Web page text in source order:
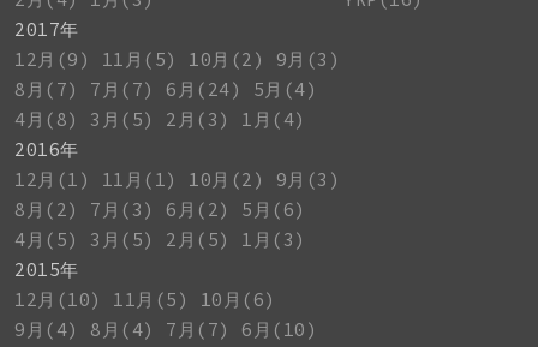
2017年
12月(9)
11月(5) 10月(2)
9月(3)
8月(7)
7月(7) 6月(24)
5月(4)
4月(8)
3月(5) 2月(3)
1月(4)
2016年
12月(1)
11月(1) 10月(2)
9月(3)
8月(2)
7月(3) 6月(2)
5月(6)
4月(5)
3月(5) 2月(5)
1月(3)
2015年
12月(10)
11月(5)
10月(6)
9月(4)
8月(4) 7月(7)
6月(10)